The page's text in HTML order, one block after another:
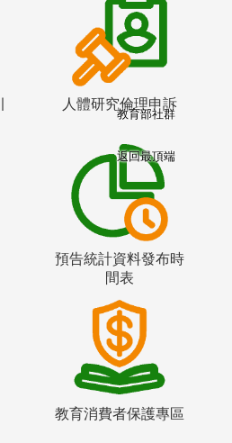
人體研究倫理申訴
預告統計資料發布時
間表
教育消費者保護專區
教育部社群
返回最頂端